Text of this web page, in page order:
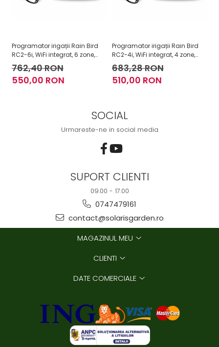
Programator irigații Rain Bird
RC2-6i, WiFi integrat, 6 zone,
interior, 24V
762,40 RON
550,00 RON
Programator irigații Rain Bird
RC2-4i, WiFi integrat, 4 zone,
interior, 24V
683,28 RON
510,00 RON
SOCIAL
Urmareste-ne in social media
SUPORT CLIENTI
09.00 - 17.00
0747479161
contact@solarisgarden.ro
MAGAZINUL MEU
CLIENTI
DATE COMERCIALE